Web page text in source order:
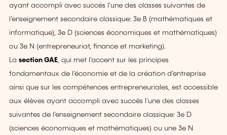
ayant accompli avec succès l'une des classes suivantes de
l'enseignement secondaire classique: 3e B (mathématiques et
informatique), 3e D (sciences économiques et mathématiques)
ou 3e N (entrepreneuriat, finance et marketing).
La section GAE , qui met l'accent sur les principes
fondamentaux de l'économie et de la création d'entreprise
ainsi que sur les compétences entrepreneuriales, est accessible
aux élèves ayant accompli avec succès l'une des classes
suivantes de l'enseignement secondaire classique: 3e D
(sciences économiques et mathématiques) ou une 3e N